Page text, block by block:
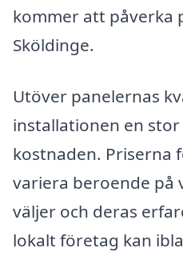
kommer att påverka
Sköldinge.
Utöver panelernas
installationen en
kostnaden. Priserna
variera beroende på
väljer och deras
lokalt företag kan